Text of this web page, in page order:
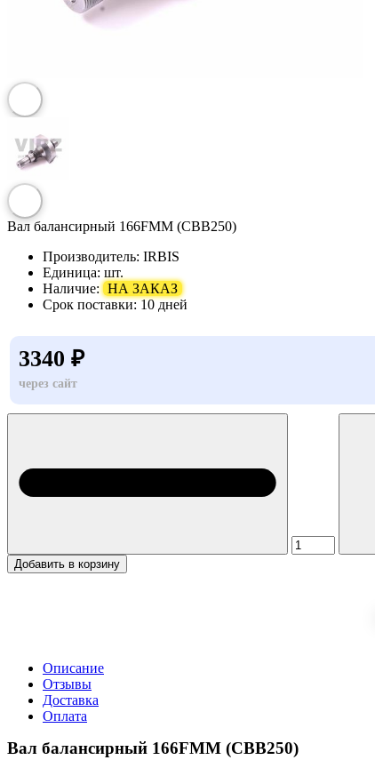
Вал балансирный 166FMM (CBB250)
Производитель: IRBIS
Единица: шт.
Наличие: НА ЗАКАЗ
Срок поставки: 10 дней
3340 ₽
через сайт
Добавить в корзину
Описание
Отзывы
Доставка
Оплата
Вал балансирный 166FMM (CBB250)